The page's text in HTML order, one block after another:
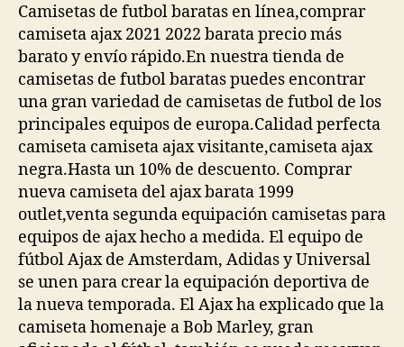
Camisetas de futbol baratas en línea,comprar
camiseta ajax 2021 2022 barata precio más
barato y envío rápido.En nuestra tienda de
camisetas de futbol baratas puedes encontrar
una gran variedad de camisetas de futbol de los
principales equipos de europa.Calidad perfecta
camiseta camiseta ajax visitante,camiseta ajax
negra.Hasta un 10% de descuento. Comprar
nueva camiseta del ajax barata 1999
outlet,venta segunda equipación camisetas para
equipos de ajax hecho a medida. El equipo de
fútbol Ajax de Amsterdam, Adidas y Universal
se unen para crear la equipación deportiva de
la nueva temporada. El Ajax ha explicado que la
camiseta homenaje a Bob Marley, gran